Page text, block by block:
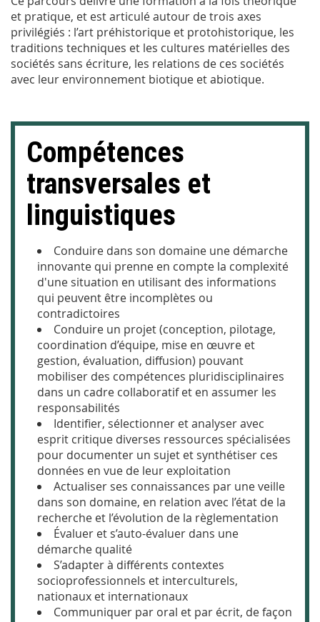
et pratique, et est articulé autour de trois axes
privilégiés : l’art préhistorique et protohistorique, les
traditions techniques et les cultures matérielles des
sociétés sans écriture, les relations de ces sociétés
avec leur environnement biotique et abiotique.
Compétences
transversales et
linguistiques
Conduire dans son domaine une démarche
innovante qui prenne en compte la complexité
d'une situation en utilisant des informations
qui peuvent être incomplètes ou
contradictoires
Conduire un projet (conception, pilotage,
coordination d’équipe, mise en œuvre et
gestion, évaluation, diffusion) pouvant
mobiliser des compétences pluridisciplinaires
dans un cadre collaboratif et en assumer les
responsabilités
Identifier, sélectionner et analyser avec
esprit critique diverses ressources spécialisées
pour documenter un sujet et synthétiser ces
données en vue de leur exploitation
Actualiser ses connaissances par une veille
dans son domaine, en relation avec l’état de la
recherche et l’évolution de la règlementation
Évaluer et s’auto-évaluer dans une
démarche qualité
S’adapter à différents contextes
socioprofessionnels et interculturels,
nationaux et internationaux
Communiquer par oral et par écrit, de façon